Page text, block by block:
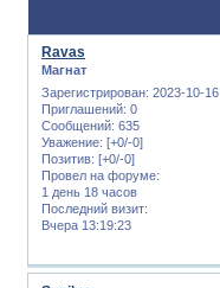
Ravas
Магнат
Зарегистрирован: 2023-10-16
Приглашений: 0
Сообщений: 635
Уважение: [+0/-0]
Позитив: [+0/-0]
Провел на форуме:
1 день 18 часов
Последний визит:
Вчера 13:19:23